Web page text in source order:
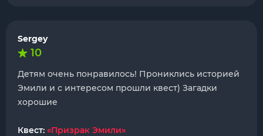
Sergey
10
Детям очень понравилось! Прониклись историей
Эмили и с интересом прошли квест) Загадки
хорошие
Квест: «Призрак Эмили»